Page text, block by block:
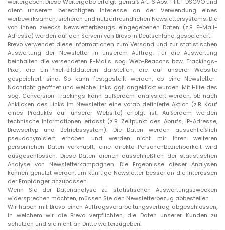
dient unserem berechtigten Interesse an der Verwendung eines
werbewirksamen, sicheren und nutzerfreundlichen Newslettersystems. Die
von Ihnen zwecks Newsletterbezugs eingegebenen Daten (z.B. E-Mail-
Adresse) werden auf den Servern von Brevo in Deutschland gespeichert.
Brevo verwendet diese Informationen zum Versand und zur statistischen
Auswertung der Newsletter in unserem Auftrag. Für die Auswertung
beinhalten die versendeten E-Mails sog. Web-Beacons bzw. Trackings-
Pixel, die Ein-Pixel-Bilddateien darstellen, die auf unserer Website
gespeichert sind. So kann festgestellt werden, ob eine Newsletter-
Nachricht geöffnet und welche Links ggf. angeklickt wurden. Mit Hilfe des
sog. Conversion-Trackings kann außerdem analysiert werden, ob nach
Anklicken des Links im Newsletter eine vorab definierte Aktion (z.B. Kauf
eines Produkts auf unserer Website) erfolgt ist. Außerdem werden
technische Informationen erfasst (z.B. Zeitpunkt des Abrufs, IP-Adresse,
Browsertyp und Betriebssystem). Die Daten werden ausschließlich
pseudonymisiert erhoben und werden nicht mir Ihren weiteren
persönlichen Daten verknüpft, eine direkte Personenbeziehbarkeit wird
ausgeschlossen. Diese Daten dienen ausschließlich der statistischen
Analyse von Newsletterkampagnen. Die Ergebnisse dieser Analysen
können genutzt werden, um künftige Newsletter besser an die Interessen
der Empfänger anzupassen.
Wenn Sie der Datenanalyse zu statistischen Auswertungszwecken
widersprechen möchten, müssen Sie den Newsletterbezug abbestellen.
Wir haben mit Brevo einen Auftragsverarbeitungsvertrag abgeschlossen,
in welchem wir die Brevo verpflichten, die Daten unserer Kunden zu
schützen und sie nicht an Dritte weiterzugeben.